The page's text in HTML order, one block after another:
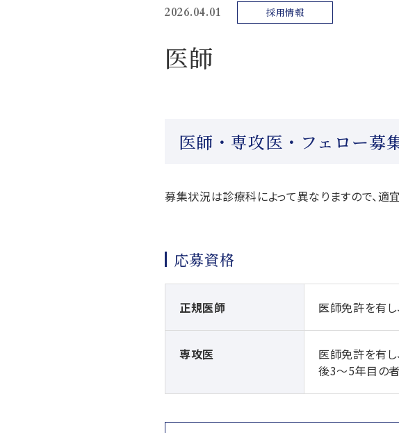
2026.04.01 採用情報
医師
医師・専攻医・フェロー募
募集状況は診療科によって異なりますので、適
応募資格
正規医師 医師免許を有
専攻医
医師免許を有
後3～5年目の者